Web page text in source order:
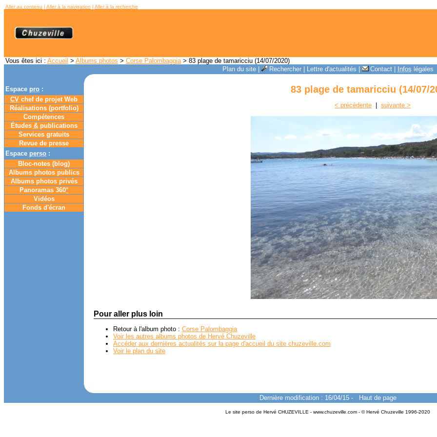
Aller au contenu | Aller à la navigation | Aller à la recherche
Vous êtes ici : Accueil > Albums photos > Corse Palombaggia> 83 plage de tamaricciu (14/07/2020)
Plan du site| Rechercher| Lettre d'actualités Contact| Infos légales
Espace pro :
CV chef de projet Web
Réalisations (portfolio)
Compétences
Études &publications
Services gratuits
Revue de presse
Espace perso :
Bloc-notes (blog)
Albums photos publics
Albums photos privés
Panoramas 360°
Vidéos
Fonds d'écran
83 plage de tamaricciu (14/07/
< précédente suivante >
Pour aller plus loin
Retour à l'album photo : Corse Palombaggia
Voir les autres albums photos de Hervé Chuzeville
Accéder aux dernières actualités sur la page d'accueil du site chuzeville.com
Voir le plan du site
Dernière modification : 16/04/15- Haut de page
Le site perso de Hervé CHUZEVILLE - www.chuzeville.com - © Hervé Chuzeville 1996-2020